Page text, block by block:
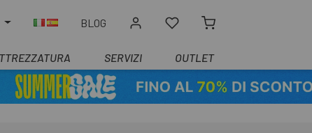
BLOG
SERVIZI OUTLET